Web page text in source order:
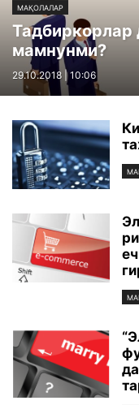
МАҚОЛАЛАР
Тадбиркорлар
мамнунми?
29.10.2018 | 10:06